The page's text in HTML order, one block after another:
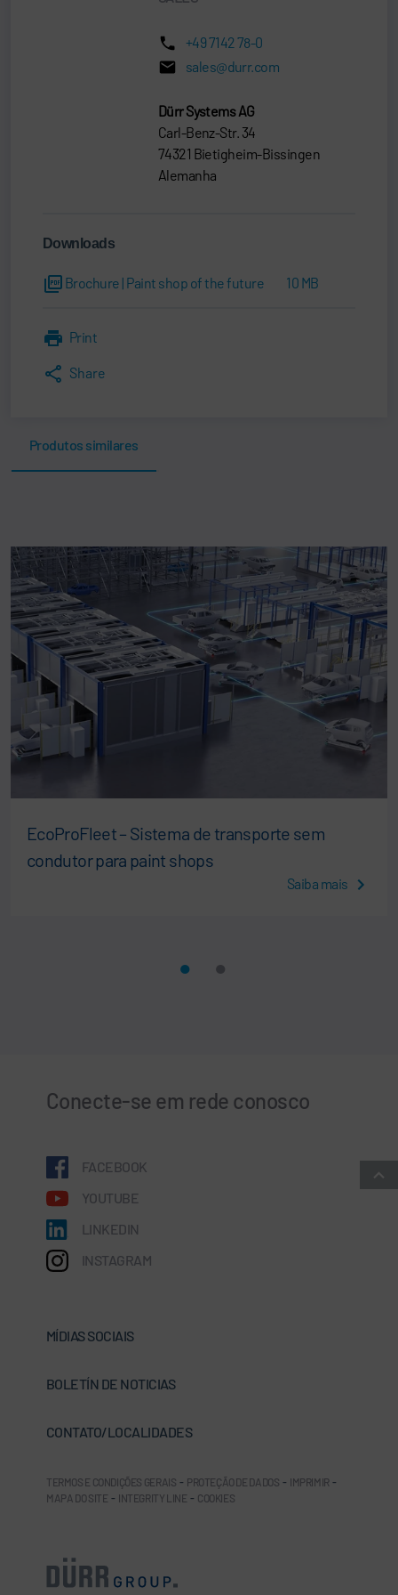
+49 7142 78-0
sales@durr.com
Dürr Systems AG
Carl-Benz-Str. 34
74321 Bietigheim-Bissingen
Alemanha
Downloads
Brochure | Paint shop of the future 10 MB
Print
Share
Produtos similares
EcoProFleet – Sistema de transporte sem
condutor para paint shops
Saiba mais
Conecte-se em rede conosco
FACEBOOK
YOUTUBE
LINKEDIN
INSTAGRAM
MÍDIAS SOCIAIS
BOLETÍN DE NOTICIAS
CONTATO/LOCALIDADES
TERMOS E CONDIÇÕES GERAIS - PROTEÇÃO DE DADOS - IMPRIMIR -
MAPA DO SITE - INTEGRITY LINE - COOKIES